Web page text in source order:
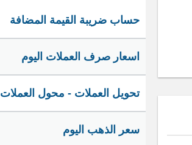
حساب ضريبة القيمة المضافة
اسعار صرف العملات اليوم
تحويل العملات - محول العملات
سعر الذهب اليوم